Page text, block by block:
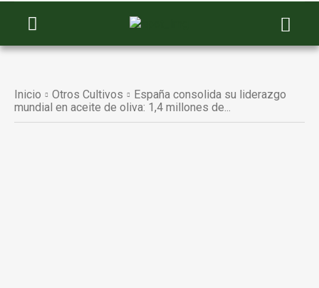
Inicio Otros Cultivos
España consolida su liderazgo
mundial en aceite de oliva: 1,4 millones de...